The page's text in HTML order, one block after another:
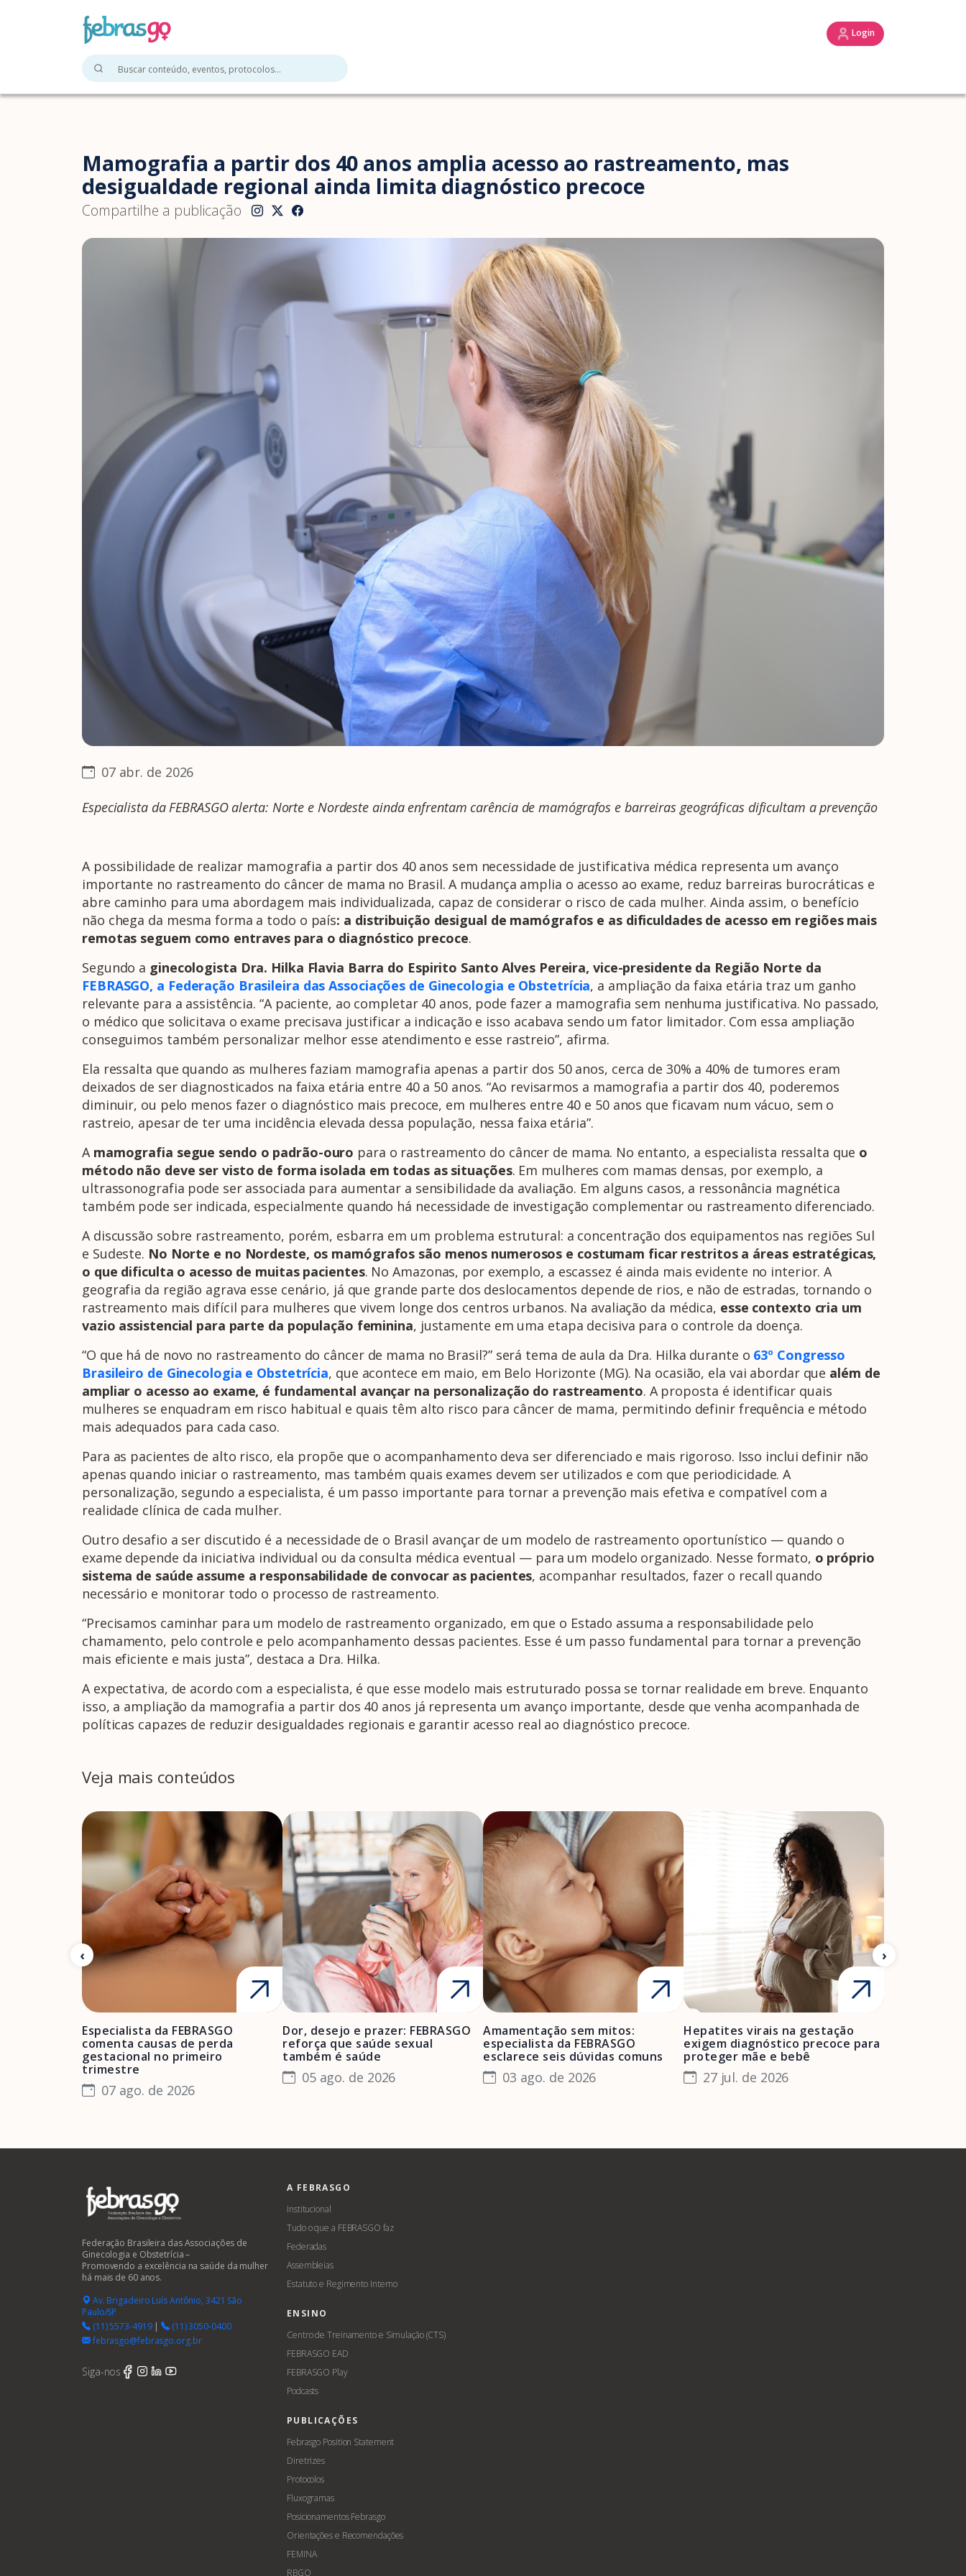
Login
Mamografia a partir dos 40 anos amplia acesso ao rastreamento, mas
desigualdade regional ainda limita diagnóstico precoce
Compartilhe a publicação
07 abr. de 2026
Especialista da FEBRASGO alerta: Norte e Nordeste ainda enfrentam carência de mamógrafos e barreiras geográficas dificultam a prevenção
A possibilidade de realizar mamografia a partir dos 40 anos sem necessidade de justificativa médica representa um avanço
importante no rastreamento do câncer de mama no Brasil. A mudança amplia o acesso ao exame, reduz barreiras burocráticas e
abre caminho para uma abordagem mais individualizada, capaz de considerar o risco de cada mulher. Ainda assim, o benefício
não chega da mesma forma a todo o país: a distribuição desigual de mamógrafos e as dificuldades de acesso em regiões mais
remotas seguem como entraves para o diagnóstico precoce.
Segundo a ginecologista Dra. Hilka Flavia Barra do Espirito Santo Alves Pereira, vice-presidente da Região Norte da
FEBRASGO, a Federação Brasileira das Associações de Ginecologia e Obstetrícia, a ampliação da faixa etária traz um ganho
relevante para a assistência. “A paciente, ao completar 40 anos, pode fazer a mamografia sem nenhuma justificativa. No passado,
o médico que solicitava o exame precisava justificar a indicação e isso acabava sendo um fator limitador. Com essa ampliação
conseguimos também personalizar melhor esse atendimento e esse rastreio”, afirma.
Ela ressalta que quando as mulheres faziam mamografia apenas a partir dos 50 anos, cerca de 30% a 40% de tumores eram
deixados de ser diagnosticados na faixa etária entre 40 a 50 anos. “Ao revisarmos a mamografia a partir dos 40, poderemos
diminuir, ou pelo menos fazer o diagnóstico mais precoce, em mulheres entre 40 e 50 anos que ficavam num vácuo, sem o
rastreio, apesar de ter uma incidência elevada dessa população, nessa faixa etária”.
A mamografia segue sendo o padrão-ouro para o rastreamento do câncer de mama. No entanto, a especialista ressalta que o
método não deve ser visto de forma isolada em todas as situações. Em mulheres com mamas densas, por exemplo, a
ultrassonografia pode ser associada para aumentar a sensibilidade da avaliação. Em alguns casos, a ressonância magnética
também pode ser indicada, especialmente quando há necessidade de investigação complementar ou rastreamento diferenciado.
A discussão sobre rastreamento, porém, esbarra em um problema estrutural: a concentração dos equipamentos nas regiões Sul
e Sudeste. No Norte e no Nordeste, os mamógrafos são menos numerosos e costumam ficar restritos a áreas estratégicas,
o que dificulta o acesso de muitas pacientes. No Amazonas, por exemplo, a escassez é ainda mais evidente no interior. A
geografia da região agrava esse cenário, já que grande parte dos deslocamentos depende de rios, e não de estradas, tornando o
rastreamento mais difícil para mulheres que vivem longe dos centros urbanos. Na avaliação da médica, esse contexto cria um
vazio assistencial para parte da população feminina, justamente em uma etapa decisiva para o controle da doença.
“O que há de novo no rastreamento do câncer de mama no Brasil?” será tema de aula da Dra. Hilka durante o 63º Congresso
Brasileiro de Ginecologia e Obstetrícia, que acontece em maio, em Belo Horizonte (MG). Na ocasião, ela vai abordar que além de
ampliar o acesso ao exame, é fundamental avançar na personalização do rastreamento. A proposta é identificar quais
mulheres se enquadram em risco habitual e quais têm alto risco para câncer de mama, permitindo definir frequência e método
mais adequados para cada caso.
Para as pacientes de alto risco, ela propõe que o acompanhamento deva ser diferenciado e mais rigoroso. Isso inclui definir não
apenas quando iniciar o rastreamento, mas também quais exames devem ser utilizados e com que periodicidade. A
personalização, segundo a especialista, é um passo importante para tornar a prevenção mais efetiva e compatível com a
realidade clínica de cada mulher.
Outro desafio a ser discutido é a necessidade de o Brasil avançar de um modelo de rastreamento oportunístico — quando o
exame depende da iniciativa individual ou da consulta médica eventual — para um modelo organizado. Nesse formato, o próprio
sistema de saúde assume a responsabilidade de convocar as pacientes, acompanhar resultados, fazer o recall quando
necessário e monitorar todo o processo de rastreamento.
“Precisamos caminhar para um modelo de rastreamento organizado, em que o Estado assuma a responsabilidade pelo
chamamento, pelo controle e pelo acompanhamento dessas pacientes. Esse é um passo fundamental para tornar a prevenção
mais eficiente e mais justa”, destaca a Dra. Hilka.
A expectativa, de acordo com a especialista, é que esse modelo mais estruturado possa se tornar realidade em breve. Enquanto
isso, a ampliação da mamografia a partir dos 40 anos já representa um avanço importante, desde que venha acompanhada de
políticas capazes de reduzir desigualdades regionais e garantir acesso real ao diagnóstico precoce.
Veja mais conteúdos
Especialista da FEBRASGO
comenta causas de perda
gestacional no primeiro
trimestre
07 ago. de 2026
Dor, desejo e prazer: FEBRASGO
reforça que saúde sexual
também é saúde
05 ago. de 2026
Amamentação sem mitos:
especialista da FEBRASGO
esclarece seis dúvidas comuns
03 ago. de 2026
Hepatites virais na gestação
exigem diagnóstico precoce para
proteger mãe e bebê
27 jul. de 2026
Federação Brasileira das Associações de
Ginecologia e Obstetrícia –
Promovendo a excelência na saúde da mulher
há mais de 60 anos.
Av. Brigadeiro Luís Antônio, 3421 São
Paulo/SP
(11) 5573-4919|
(11) 3050-0400
febrasgo@febrasgo.org.br
Siga-nos
A FEBRASGO
Institucional
Tudo o que a FEBRASGO faz
Federadas
Assembleias
Estatuto e Regimento Interno
ENSINO
Centro de Treinamento e Simulação (CTS)
FEBRASGO EAD
FEBRASGO Play
Podcasts
PUBLICAÇÕES
Febrasgo Position Statement
Diretrizes
Protocolos
Fluxogramas
Posicionamentos Febrasgo
Orientações e Recomendações
FEMINA
RBGO